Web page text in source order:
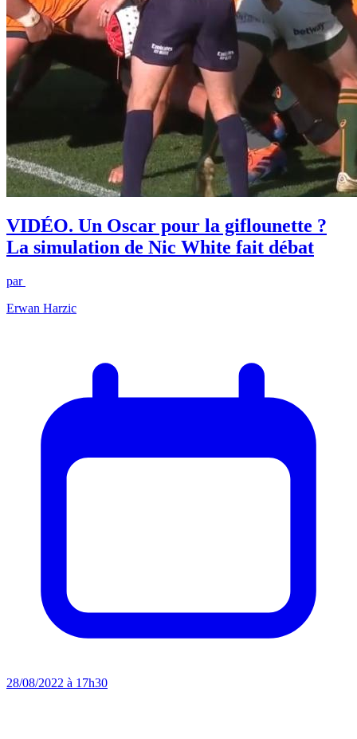
VIDÉO. Un Oscar pour la giflounette ?
La simulation de Nic White fait débat
par
Erwan Harzic
28/08/2022 à 17h30